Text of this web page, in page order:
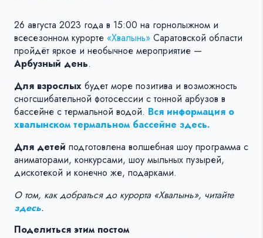
26 августа 2023 года в 15:00 на горнолыжном и
всесезонном курорте «Хвалынь» Саратовской области
пройдёт яркое и необычное мероприятие —
Арбузный день.
Для взрослых будет море позитива и возможность
сногсшибательной фотосессии с тонной арбузов в
бассейне с термальной водой. Вся информация о
хвалынском термальном бассейне здесь.
Для детей подготовлена волшебная шоу программа с
аниматорами, конкурсами, шоу мыльных пузырей,
дискотекой и конечно же, подарками.
О том, как добраться до курорта «Хвалынь», читайте
здесь.
Поделиться этим постом